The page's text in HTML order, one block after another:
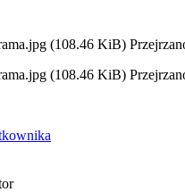
(108.46 KiB)
(108.46 KiB)